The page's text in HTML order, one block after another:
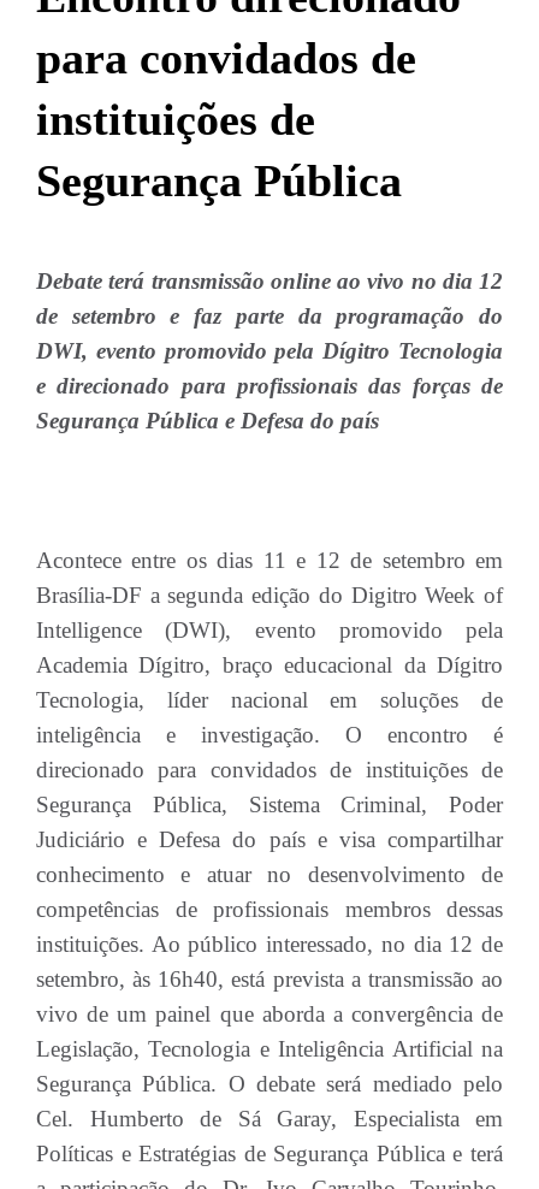
para convidados de
instituições de
Segurança Pública
Debate terá transmissão online ao vivo no dia 12
de setembro e faz parte da programação do
DWI, evento promovido pela Dígitro Tecnologia
e direcionado para profissionais das forças de
Segurança Pública e Defesa do país
Acontece entre os dias 11 e 12 de setembro em
Brasília-DF a segunda edição do Digitro Week of
Intelligence (DWI), evento promovido pela
Academia Dígitro, braço educacional da Dígitro
Tecnologia, líder nacional em soluções de
inteligência e investigação. O encontro é
direcionado para convidados de instituições de
Segurança Pública, Sistema Criminal, Poder
Judiciário e Defesa do país e visa compartilhar
conhecimento e atuar no desenvolvimento de
competências de profissionais membros dessas
instituições. Ao público interessado, no dia 12 de
setembro, às 16h40, está prevista a transmissão ao
vivo de um painel que aborda a convergência de
Legislação, Tecnologia e Inteligência Artificial na
Segurança Pública. O debate será mediado pelo
Cel. Humberto de Sá Garay, Especialista em
Políticas e Estratégias de Segurança Pública e terá